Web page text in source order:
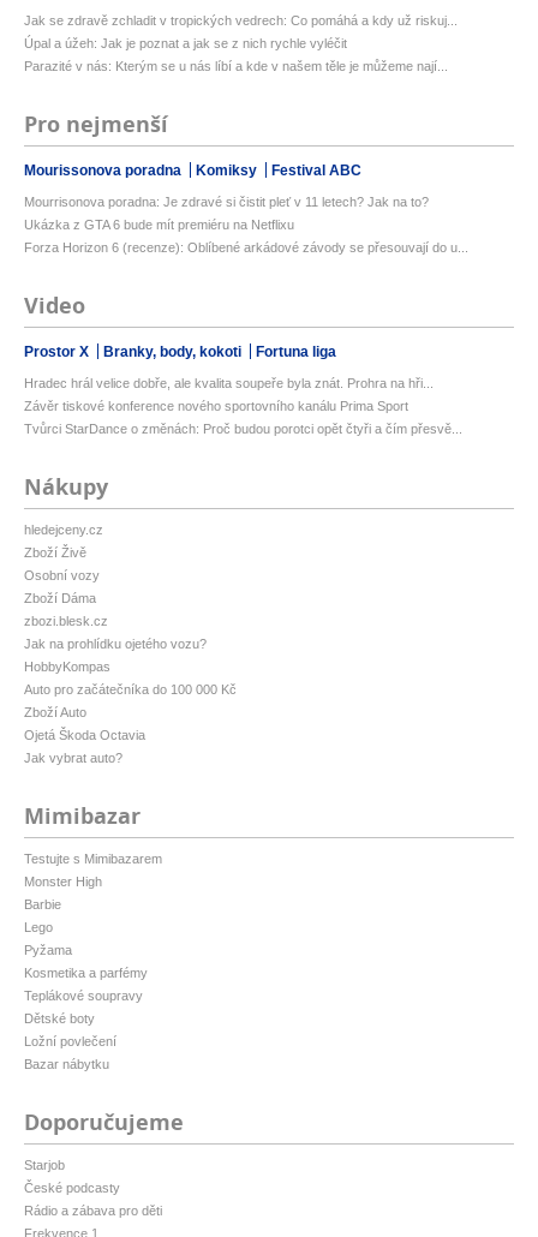
Jak se zdravě zchladit v tropických vedrech: Co pomáhá a kdy už riskuj...
Úpal a úžeh: Jak je poznat a jak se z nich rychle vyléčit
Parazité v nás: Kterým se u nás líbí a kde v našem těle je můžeme nají...
Pro nejmenší
Mourissonova poradna Komiksy Festival ABC
Mourrisonova poradna: Je zdravé si čistit pleť v 11 letech? Jak na to?
Ukázka z GTA 6 bude mít premiéru na Netflixu
Forza Horizon 6 (recenze): Oblíbené arkádové závody se přesouvají do u...
Video
Prostor X Branky, body, kokoti Fortuna liga
Hradec hrál velice dobře, ale kvalita soupeře byla znát. Prohra na hři...
Závěr tiskové konference nového sportovního kanálu Prima Sport
Tvůrci StarDance o změnách: Proč budou porotci opět čtyři a čím přesvě...
Nákupy
hledejceny.cz
Zboží Živě
Osobní vozy
Zboží Dáma
zbozi.blesk.cz
Jak na prohlídku ojetého vozu?
HobbyKompas
Auto pro začátečníka do 100 000 Kč
Zboží Auto
Ojetá Škoda Octavia
Jak vybrat auto?
Mimibazar
Testujte s Mimibazarem
Monster High
Barbie
Lego
Pyžama
Kosmetika a parfémy
Teplákové soupravy
Dětské boty
Ložní povlečení
Bazar nábytku
Doporučujeme
Starjob
České podcasty
Rádio a zábava pro děti
Frekvence 1